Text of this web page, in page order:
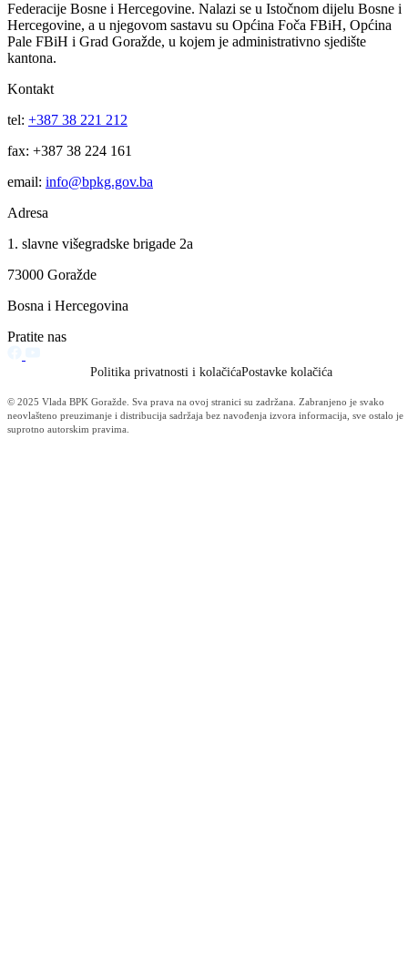
Obavještenje za studente koji su ostvarili pravo na dodjelu
kredita
24.12.2014